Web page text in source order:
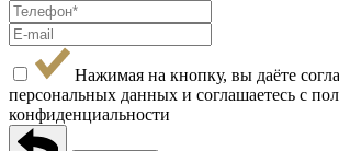
Нажимая на кнопку, вы даёте
персональных данных и соглашаетесь с
конфиденциальности